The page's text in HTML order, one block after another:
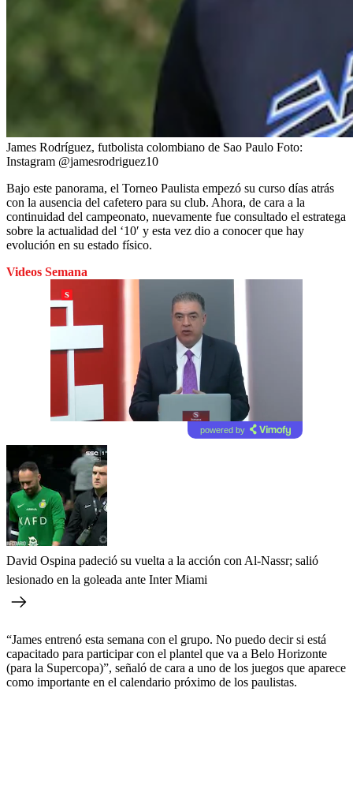
James Rodríguez, futbolista colombiano de Sao Paulo Foto:
Instagram @jamesrodriguez10
Bajo este panorama, el Torneo Paulista empezó su curso días atrás
con la ausencia del cafetero para su club. Ahora, de cara a la
continuidad del campeonato, nuevamente fue consultado el estratega
sobre la actualidad del ‘10′ y esta vez dio a conocer que hay
evolución en su estado físico.
Videos Semana
powered by
David Ospina padeció su vuelta a la acción con Al-Nassr; salió
lesionado en la goleada ante Inter Miami
“James entrenó esta semana con el grupo. No puedo decir si está
capacitado para participar con el plantel que va a Belo Horizonte
(para la Supercopa)”, señaló de cara a uno de los juegos que aparece
como importante en el calendario próximo de los paulistas.